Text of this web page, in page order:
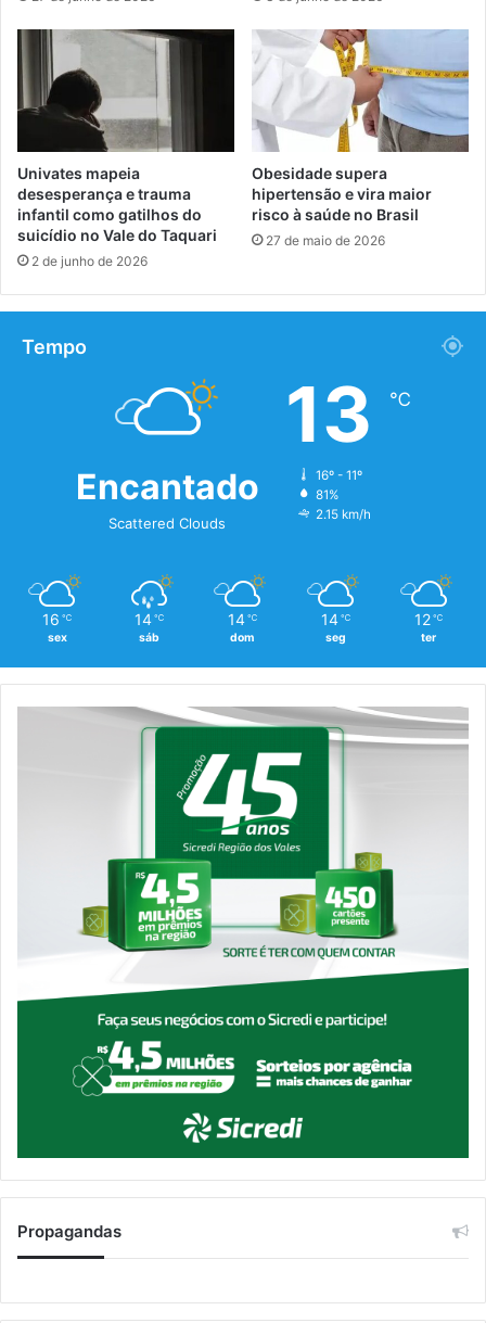
Univates mapeia
desesperança e trauma
infantil como gatilhos do
suicídio no Vale do Taquari
2 de junho de 2026
Obesidade supera
hipertensão e vira maior
risco à saúde no Brasil
27 de maio de 2026
Tempo
Encantado
Scattered Clouds
13 ℃
16º - 11º
81%
2.15 km/h
16 ℃
sex
14 ℃
sáb
14 ℃
dom
14 ℃
seg
12 ℃
ter
Propagandas